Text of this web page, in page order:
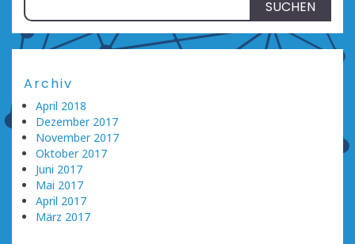
nach:
Archiv
April 2018
Dezember 2017
November 2017
Oktober 2017
Juni 2017
Mai 2017
April 2017
März 2017